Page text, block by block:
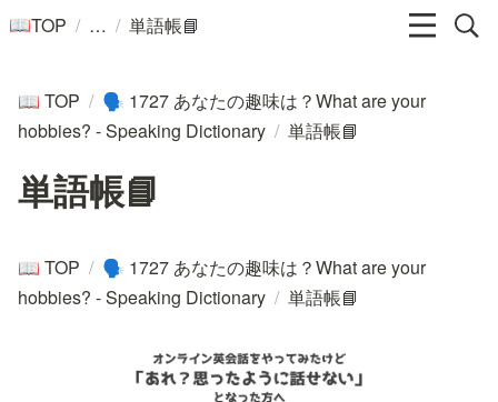
📖TOP / / 単語帳📘
📖 TOP / 🗣️ 1727 あなたの趣味は？What are your
hobbies? - Speaking Dictionary / 単語帳📘
単語帳📘
📖 TOP / 🗣️ 1727 あなたの趣味は？What are your
hobbies? - Speaking Dictionary / 単語帳📘